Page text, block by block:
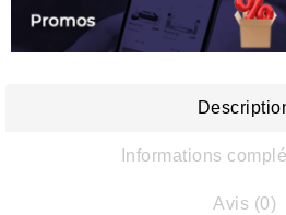
Informations
Avis (0)